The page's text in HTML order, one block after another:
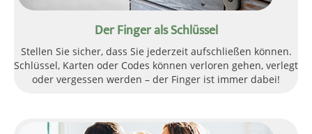
Der Finger als Schlüssel
Stellen Sie sicher, dass Sie jederzeit aufschließen können.
Schlüssel, Karten oder Codes können verloren gehen, verlegt
oder vergessen werden – der Finger ist immer dabei!